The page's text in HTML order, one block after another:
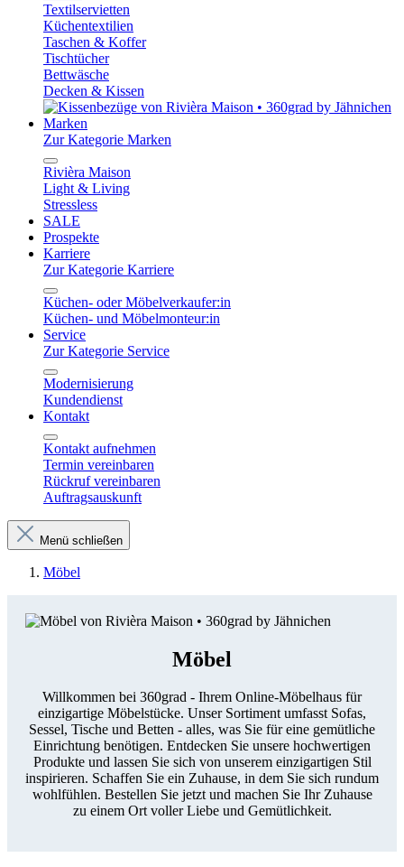
Textilservietten
Küchentextilien
Taschen & Koffer
Tischtücher
Bettwäsche
Decken & Kissen
Marken
Zur Kategorie Marken
Rivièra Maison
Light & Living
Stressless
SALE
Prospekte
Karriere
Zur Kategorie Karriere
Küchen- oder Möbelverkaufer:in
Küchen- und Möbelmonteur:in
Service
Zur Kategorie Service
Modernisierung
Kundendienst
Kontakt
Kontakt aufnehmen
Termin vereinbaren
Rückruf vereinbaren
Auftragsauskunft
Menü schließen
Möbel
Möbel
Willkommen bei 360grad - Ihrem Online-Möbelhaus für
einzigartige Möbelstücke. Unser Sortiment umfasst Sofas,
Sessel, Tische und Betten - alles, was Sie für eine gemütliche
Einrichtung benötigen. Entdecken Sie unsere hochwertigen
Produkte und lassen Sie sich von unserem einzigartigen Stil
inspirieren. Schaffen Sie ein Zuhause, in dem Sie sich rundum
wohlfühlen. Bestellen Sie jetzt und machen Sie Ihr Zuhause
zu einem Ort voller Liebe und Gemütlichkeit.